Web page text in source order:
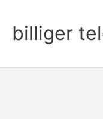
Inhalt
springen
billiger